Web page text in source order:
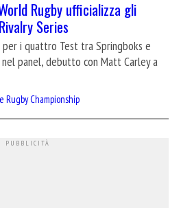
Rugby ufficializza gli
Series
i quattro Test tra Springboks e
panel, debutto con Matt Carley a
Rugby Championship